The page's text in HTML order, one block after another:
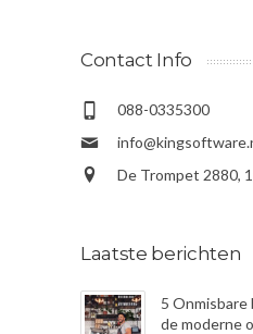
Contact Info
088-0335300
De Trompet 2880,
Laatste berichten
5
de moderne